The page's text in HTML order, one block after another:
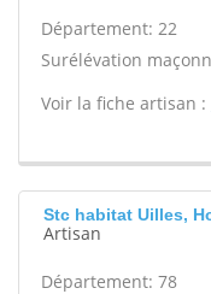
Département: 22
Surélévation
Voir la fiche artisan :
Stc habitat Uilles,
Artisan
Département: 78